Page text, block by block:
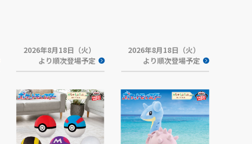
2026年8月18日（火）
より順次登場予定
2026年8月18日（火）
より順次登場予定